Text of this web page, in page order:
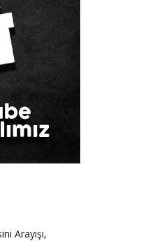
Arayışı,